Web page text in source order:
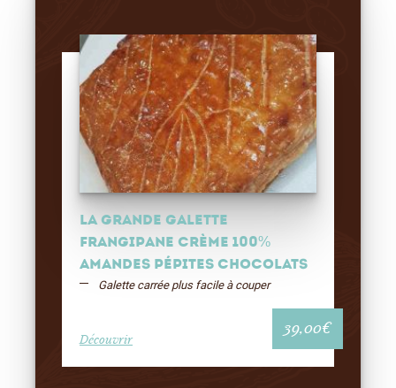
La Grande Galette
Frangipane Crème 100%
Amandes Pépites chocolats
Galette carrée plus facile à couper
Découvrir
39,00€